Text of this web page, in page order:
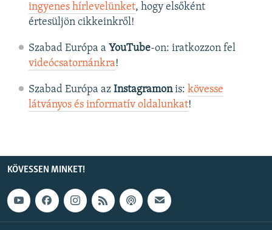
ingyenes hírlevelünket, hogy elsőként
értesüljön cikkeinkről!
Szabad Európa a YouTube-on: iratkozzon fel
videócsatornánkra!
Szabad Európa az Instagramonis: kövesse
látványos és informatív oldalunkat! ​
KÖVESSEN MINKET!